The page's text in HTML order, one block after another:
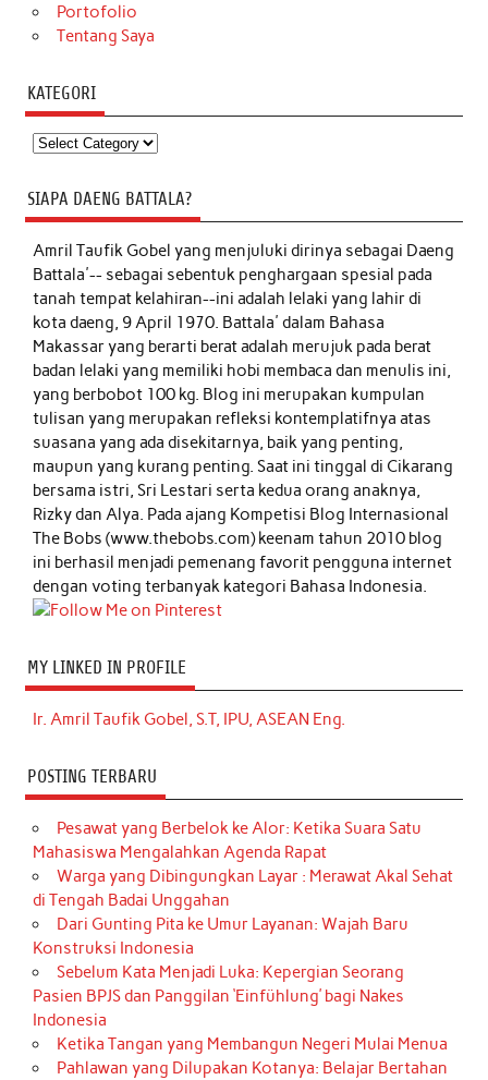
Portofolio
Tentang Saya
KATEGORI
Kategori
SIAPA DAENG BATTALA?
Amril Taufik Gobelyang menjuluki dirinya sebagai Daeng
Battala'-- sebagai sebentuk penghargaan spesial pada
tanah tempat kelahiran--ini adalah lelaki yang lahir di
kota daeng, 9 April 1970. Battala' dalam Bahasa
Makassar yang berarti berat adalah merujuk pada berat
badan lelaki yang memiliki hobi membaca dan menulis ini,
yang berbobot 100 kg. Blog ini merupakan kumpulan
tulisan yang merupakan refleksi kontemplatifnya atas
suasana yang ada disekitarnya, baik yang penting,
maupun yang kurang penting. Saat ini tinggal di Cikarang
bersama istri, Sri Lestari serta kedua orang anaknya,
Rizky dan Alya. Pada ajang Kompetisi Blog Internasional
The Bobs (www.thebobs.com) keenam tahun 2010 blog
ini berhasil menjadi pemenang favorit pengguna internet
dengan voting terbanyak kategori Bahasa Indonesia.
MY LINKED IN PROFILE
Ir. Amril Taufik Gobel, S.T, IPU, ASEAN Eng.
POSTING TERBARU
Pesawat yang Berbelok ke Alor: Ketika Suara Satu
Mahasiswa Mengalahkan Agenda Rapat
Warga yang Dibingungkan Layar : Merawat Akal Sehat
di Tengah Badai Unggahan
Dari Gunting Pita ke Umur Layanan: Wajah Baru
Konstruksi Indonesia
Sebelum Kata Menjadi Luka: Kepergian Seorang
Pasien BPJS dan Panggilan ‘Einfühlung’ bagi Nakes
Indonesia
Ketika Tangan yang Membangun Negeri Mulai Menua
Pahlawan yang Dilupakan Kotanya: Belajar Bertahan